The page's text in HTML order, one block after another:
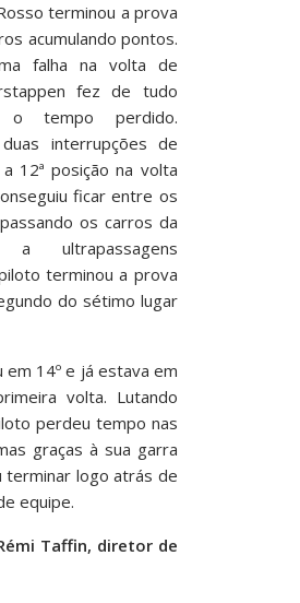
terminou a prova
acumulando pontos.
falha na volta de
fez de tudo
o tempo perdido.
interrupções de
12ª posição na volta
ficar entre os
os carros da
ultrapassagens
terminou a prova
do sétimo lugar
em 14º e já estava em
volta. Lutando
perdeu tempo nas
graças à sua garra
terminar logo atrás de
equipe.
Taffin, diretor de